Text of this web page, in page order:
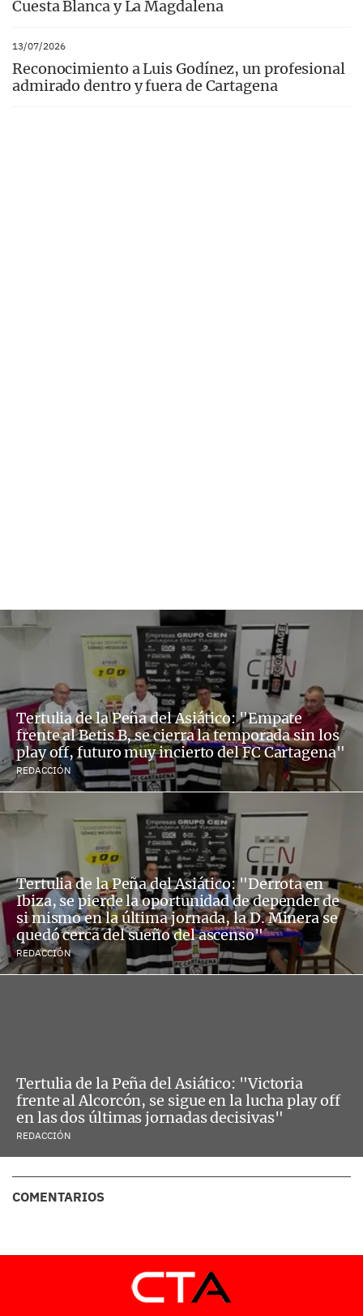
Cuesta Blanca y La Magdalena
13/07/2026
Reconocimiento a Luis Godínez, un profesional
admirado dentro y fuera de Cartagena
Tertulia de la Peña del Asiático: "Empate
frente al Betis B, se cierra la temporada sin los
play off, futuro muy incierto del FC Cartagena"
REDACCIÓN
Tertulia de la Peña del Asiático: "Derrota en
Ibiza, se pierde la oportunidad de depender de
si mismo en la última jornada, la D. Minera se
quedó cerca del sueño del ascenso"
REDACCIÓN
Tertulia de la Peña del Asiático: "Victoria
frente al Alcorcón, se sigue en la lucha play off
en las dos últimas jornadas decisivas"
REDACCIÓN
COMENTARIOS